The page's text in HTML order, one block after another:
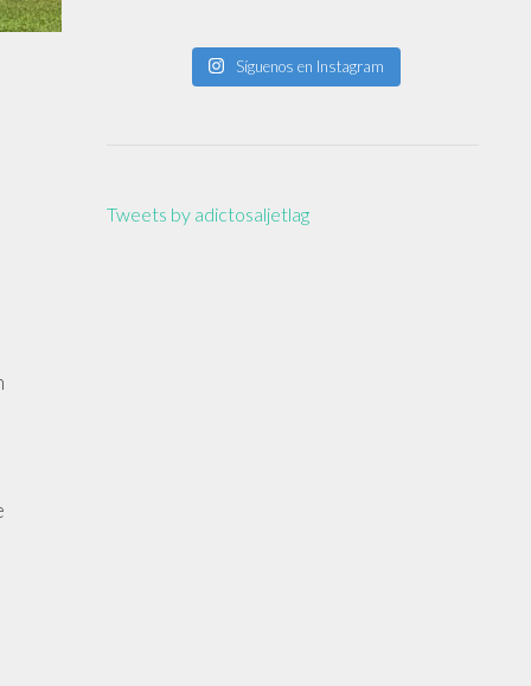
Síguenos en Instagram
Tweets by adictosaljetlag